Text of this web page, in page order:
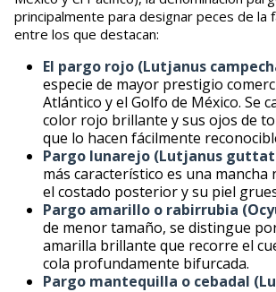
principalmente para designar peces de la
entre los que destacan:
El pargo rojo (Lutjanus
especie de mayor prestigio
Atlántico y el Golfo de México. Se
color rojo brillante y sus ojos de
que lo hacen fácilmente
Pargo lunarejo (Lutjanus
más característico es una mancha
el costado posterior y su piel
Pargo amarillo o rabirrubia
de menor tamaño, se distingue
amarilla brillante que recorre el
cola profundamente bifurcada.
Pargo mantequilla o cebadal